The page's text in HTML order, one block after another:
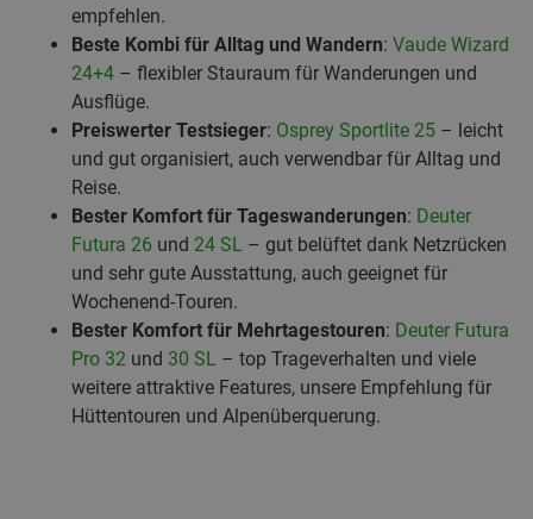
empfehlen.
Beste Kombi für Alltag und Wandern: Vaude Wizard
24+4 – flexibler Stauraum für Wanderungen und
Ausflüge.
Preiswerter Testsieger: Osprey Sportlite 25 – leicht
und gut organisiert, auch verwendbar für Alltag und
Reise.
Bester Komfort für Tageswanderungen: Deuter
Futura 26 und 24 SL – gut belüftet dank Netzrücken
und sehr gute Ausstattung, auch geeignet für
Wochenend-Touren.
Bester Komfort für Mehrtagestouren: Deuter Futura
Pro 32 und 30 SL – top Trageverhalten und viele
weitere attraktive Features, unsere Empfehlung für
Hüttentouren und Alpenüberquerung.